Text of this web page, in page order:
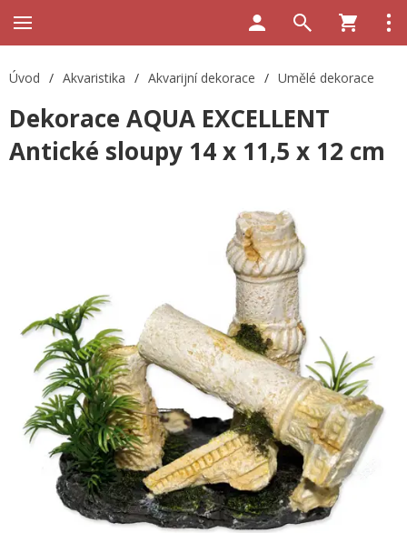
Úvod / Akvaristika / Akvarijní dekorace / Umělé dekorace
Dekorace AQUA EXCELLENT
Antické sloupy 14 x 11,5 x 12 cm